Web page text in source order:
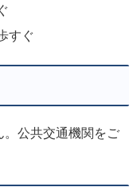
すぐ
。公共交通機関をご